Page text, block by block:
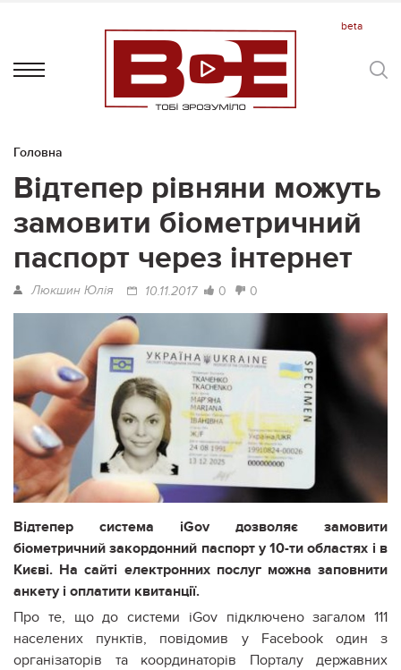
Головна
Відтепер рівняни можуть
замовити біометричний
паспорт через інтернет
Люкшин Юлія 10.11.2017 0 0
Відтепер система iGov дозволяє замовити
біометричний закордонний паспорт у 10-ти областях і в
Києві. На сайті електронних послуг можна заповнити
анкету і оплатити квитанції.
Про те, що до системи iGov підключено загалом 111
населених пунктів, повідомив у Facebook один з
організаторів та координаторів Порталу державних